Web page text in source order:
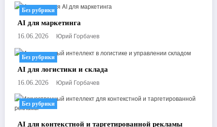
Без рубрики
AI для маркетинга
16.06.2026 Юрий Горбачев
Без рубрики
AI для логистики и склада
16.06.2026 Юрий Горбачев
Без рубрики
AI для контекстной и таргетированной рекламы